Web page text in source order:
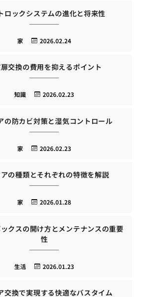
ロックシステムの進化と将来性
2026.02.24
家
交換の費用を抑えるポイント
2026.02.23
知識
の防カビ対策と湿気コントロール
2026.02.23
家
の種類とそれぞれの特徴を解説
2026.01.28
家
クスの開け方とメンテナンスの重要
性
2026.01.23
生活
交換で実現する快適なバスタイム